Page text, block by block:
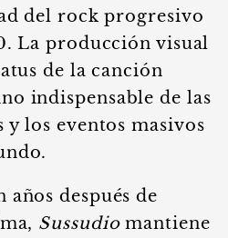
del rock progresivo
La producción visual
de la canción
indispensable de las
y los eventos masivos
años después de
Sussudiomantiene